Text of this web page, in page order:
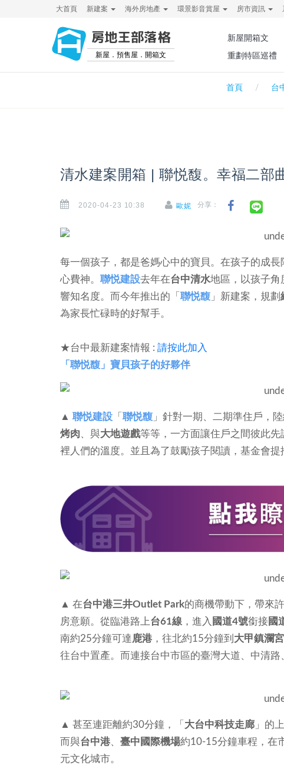
大首頁 新建案 海外房地產 環景影音賞屋 房市資訊
房地王部落格
新屋．預售屋．開箱文
新屋開箱文
重劃特區巡禮
首頁 台
清水建案開箱 | 聯悦馥。幸福二部
2020-04-23 10:38 歐妮 分享：
每一個孩子，都是爸媽心中的寶貝。在孩子的成
心費神。 聯悦建設去年在台中清水地區，以孩子角
響知名度。而今年推出的「 聯悦馥 」新建案，規劃
為家長忙碌時的好幫手。
★台中最新建案情報 : 請按此加入
「聯悦馥」寶貝孩子的好夥伴
▲ 聯悦建設 「 聯悦馥 」針對一期、二期準住戶，
烤肉 、與大地遊戲等等，一方面讓住戶之間彼此
裡人們的溫度。並且為了鼓勵孩子閱讀，基金會提
▲ 在台中港三井Outlet Park的商機帶動下，帶來
房意願。從臨港路上台61線 ，進入 國道4號銜接國
南約25分鐘可達鹿港，往北約15分鐘到 大甲鎮瀾宮
往台中置產。而連接台中市區的臺灣大道、中清路
▲ 甚至連距離約30分鐘，「 大台中科技走廊 」的
而與台中港、 臺中國際機場約10-15分鐘車程，在
元文化城市。